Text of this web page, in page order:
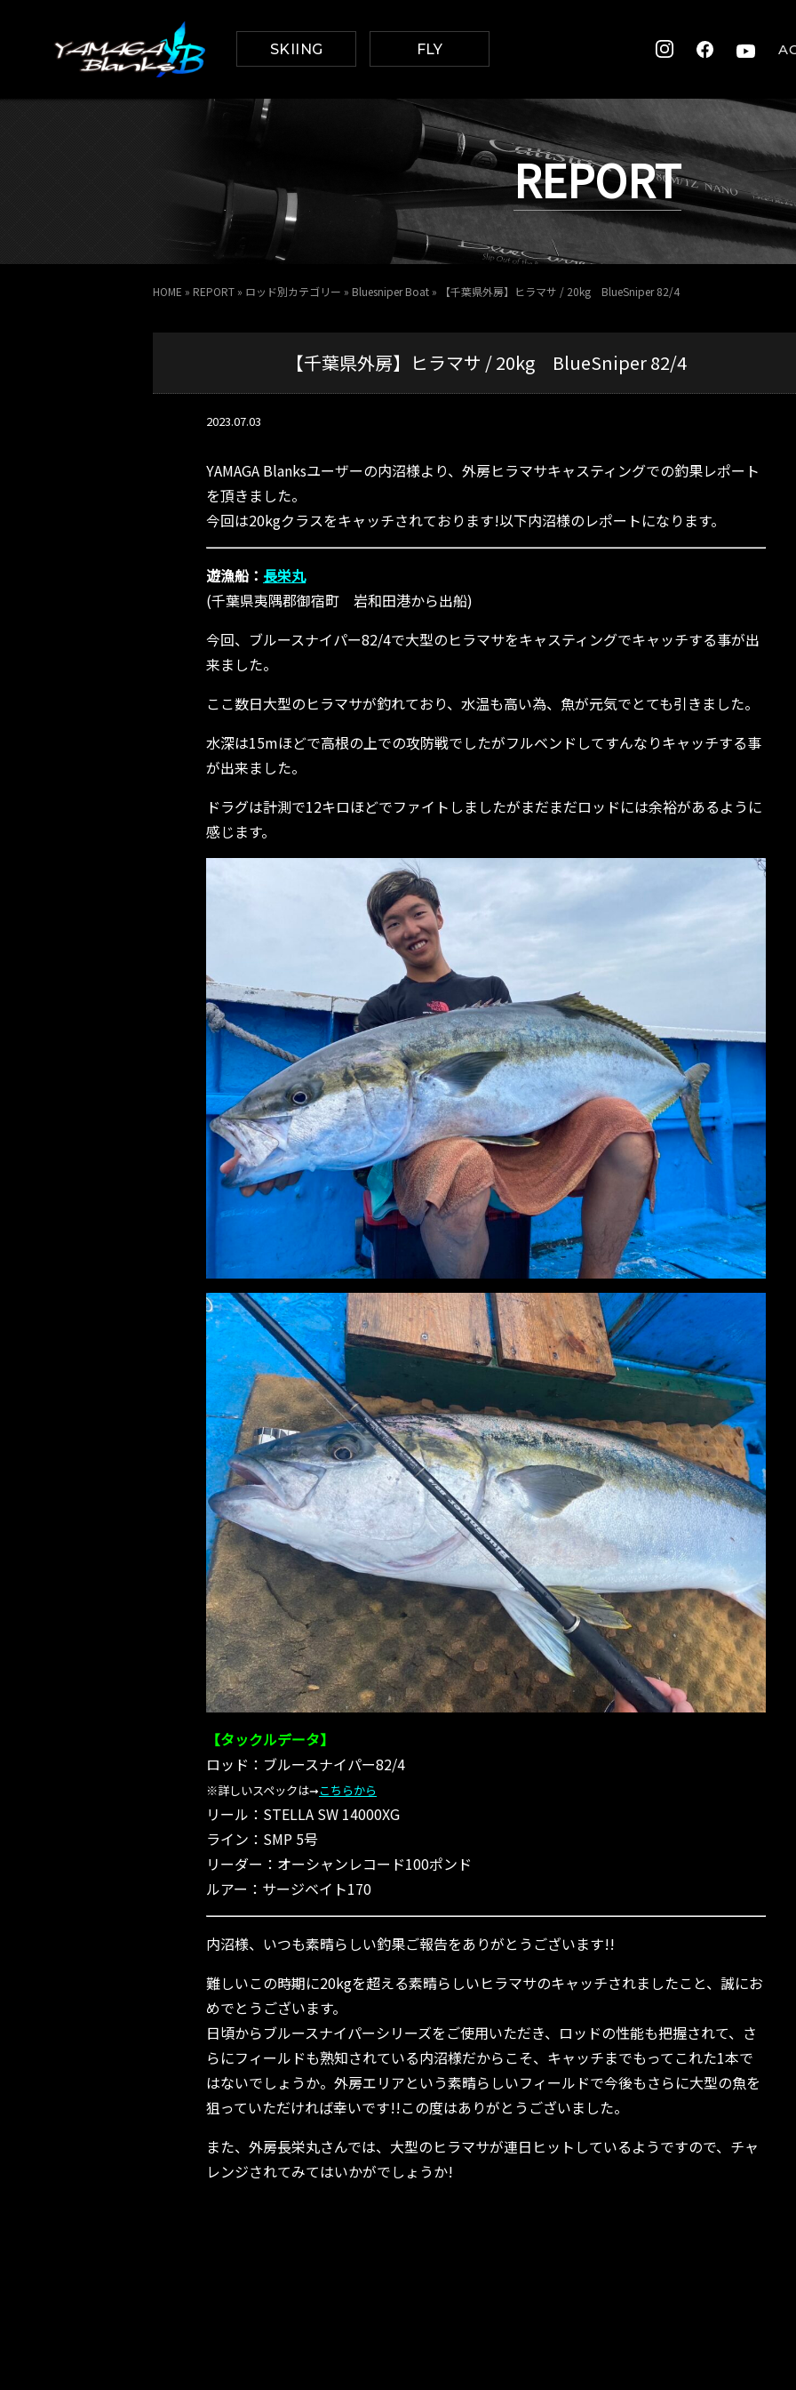
SKIING FLY
REPORT
HOME » REPORT » ロッド別カテゴリー » Bluesniper Boat » 【千葉県外房】ヒラマサ / 20kg BlueSniper 82/4
【千葉県外房】ヒラマサ / 20kg BlueSniper 82/4
2023.07.03
YAMAGA Blanksユーザーの内沼様より、外房ヒラマサキャスティングでの釣果レポート
を頂きました。
今回は20kgクラスをキャッチされております!以下内沼様のレポートになります。
遊漁船： 長栄丸
(千葉県夷隅郡御宿町 岩和田港から出船)
今回、ブルースナイパー82/4で大型のヒラマサをキャスティングでキャッチする事が出
来ました。
ここ数日大型のヒラマサが釣れており、水温も高い為、魚が元気でとても引きました。
水深は15mほどで高根の上での攻防戦でしたがフルベンドしてすんなりキャッチする事
が出来ました。
ドラグは計測で12キロほどでファイトしましたがまだまだロッドには余裕があるように
感じます。
【タックルデータ】
ロッド：ブルースナイパー82/4
※詳しいスペックは➞こちらから
リール：STELLA SW 14000XG
ライン：SMP 5号
リーダー：オーシャンレコード100ポンド
ルアー：サージベイト170
内沼様、いつも素晴らしい釣果ご報告をありがとうございます!!
難しいこの時期に20kgを超える素晴らしいヒラマサのキャッチされましたこと、誠にお
めでとうございます。
日頃からブルースナイパーシリーズをご使用いただき、ロッドの性能も把握されて、さ
らにフィールドも熟知されている内沼様だからこそ、キャッチまでもってこれた1本で
はないでしょうか。外房エリアという素晴らしいフィールドで今後もさらに大型の魚を
狙っていただければ幸いです!!この度はありがとうございました。
また、外房長栄丸さんでは、大型のヒラマサが連日ヒットしているようですので、チャ
レンジされてみてはいかがでしょうか!